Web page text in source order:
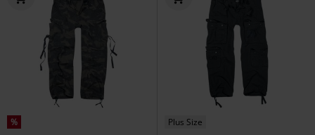
% Plus Size